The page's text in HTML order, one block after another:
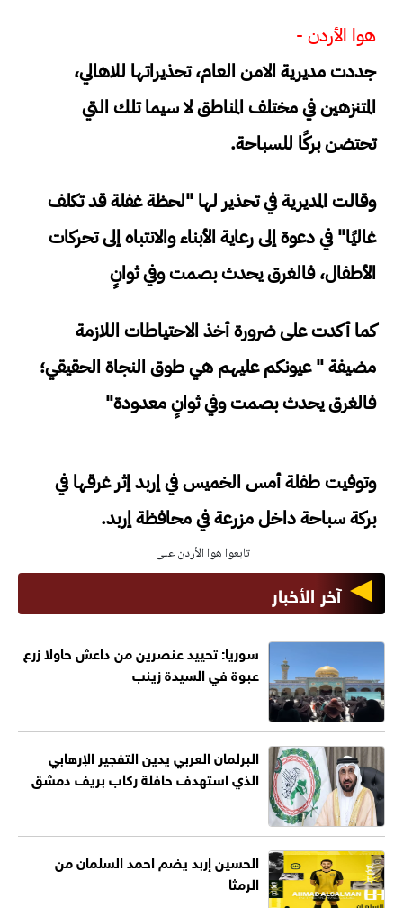
هوا الأردن -
جددت مديرية الامن العام، تحذيراتها للاهالي،
المتنزهين في مختلف المناطق لا سيما تلك التي
تحتضن بركًا للسباحة.
وقالت المديرية في تحذير لها "لحظة غفلة قد تكلف
غاليًا" في دعوة إلى رعاية الأبناء والانتباه إلى تحركات
الأطفال، فالغرق يحدث بصمت وفي ثوانٍ
كما أكدت على ضرورة أخذ الاحتياطات اللازمة
مضيفة " عيونكم عليهم هي طوق النجاة الحقيقي؛
فالغرق يحدث بصمت وفي ثوانٍ معدودة"
وتوفيت طفلة أمس الخميس في إربد إثر غرقها في
بركة سباحة داخل مزرعة في محافظة إربد.
تابعوا هوا الأردن على
آخر الأخبار
سوريا: تحييد عنصرين من داعش حاولا زرع
عبوة في السيدة زينب
البرلمان العربي يدين التفجير الإرهابي
الذي استهدف حافلة ركاب بريف دمشق
الحسين إربد يضم احمد السلمان من
الرمثا